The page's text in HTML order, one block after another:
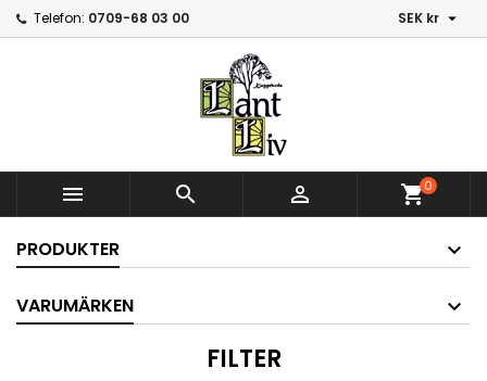
Telefon: 0709-68 03 00 SEK kr 
   shopping_cart0
PRODUKTER
VARUMÄRKEN
FILTER